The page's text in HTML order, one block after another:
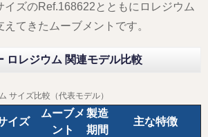
イズのRef.168622とともにロレジウム
てきたムーブメントです。
ロレジウム 関連モデル比較
サイズ比較（代表モデル）
イズ
ムーブメ
ント
製造
期間
主な特徴